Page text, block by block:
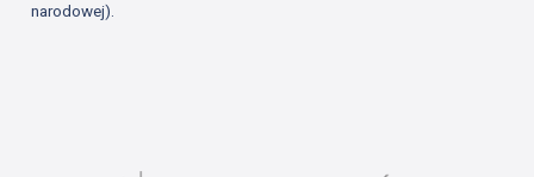
narodowej).